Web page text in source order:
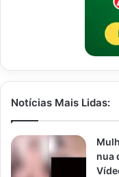
Notícias Mais Lidas:
nua